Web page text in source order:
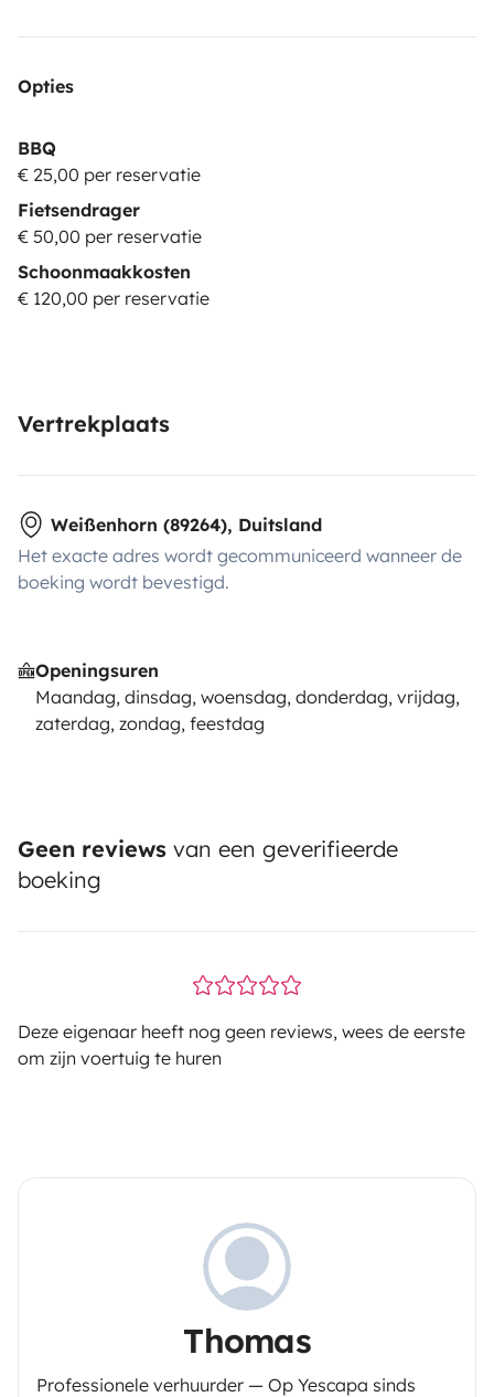
Opties
BBQ
€ 25,00 per reservatie
Fietsendrager
€ 50,00 per reservatie
Schoonmaakkosten
€ 120,00 per reservatie
Vertrekplaats
Weißenhorn (89264), Duitsland
Het exacte adres wordt gecommuniceerd wanneer de
boeking wordt bevestigd.
Openingsuren
Maandag, dinsdag, woensdag, donderdag, vrijdag,
zaterdag, zondag, feestdag
Geen reviews van een geverifieerde
boeking
Deze eigenaar heeft nog geen reviews, wees de eerste
om zijn voertuig te huren
Thomas
Professionele verhuurder — Op Yescapa sinds